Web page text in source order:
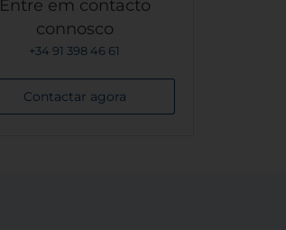
Entre em contacto
connosco
+34 91 398 46 61
Contactar agora